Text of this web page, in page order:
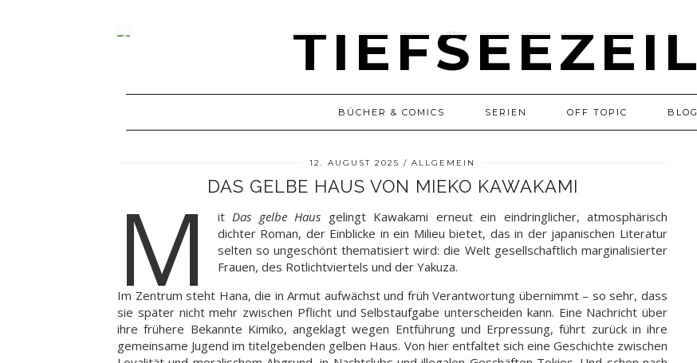
BÜCHER & COMICS SERIEN OFF TOPIC
12. AUGUST 2025 ALLGEMEIN
DAS GELBE HAUS VON MIEKO KAWAKAMI
M itDas gelbe Haus gelingt Kawakami erneut ein eindringlicher, atmosphärisch
dichter Roman, der Einblicke in ein Milieu bietet, das in der japanischen Literatur
selten so ungeschönt thematisiert wird: die Welt gesellschaftlich marginalisierter
Frauen, des Rotlichtviertels und der Yakuza.
Im Zentrum steht Hana, die in Armut aufwächst und früh Verantwortung übernimmt – so sehr, dass
sie später nicht mehr zwischen Pflicht und Selbstaufgabe unterscheiden kann. Eine Nachricht über
ihre frühere Bekannte Kimiko, angeklagt wegen Entführung und Erpressung, führt zurück in ihre
gemeinsame Jugend im titelgebenden gelben Haus. Von hier entfaltet sich eine Geschichte zwischen